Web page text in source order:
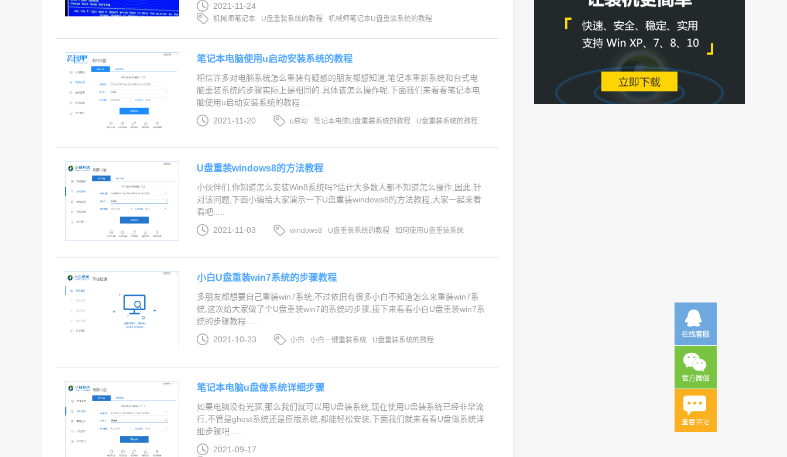
2021-11-24
机械师笔记本 U盘重装系统的教程 机械师笔记本U盘重装系统的教程
笔记本电脑使用u启动安装系统的教程
相信许多对电脑系统怎么重装有疑惑的朋友都想知道,笔记本重新系统和台式电
脑重装系统的步骤实际上是相同的.具体该怎么操作呢,下面我们来看看笔记本电
脑使用u启动安装系统的教程.....
2021-11-20
u启动 笔记本电脑U盘重装系统的教程 U盘重装系统的教程
U盘重装windows8的方法教程
小伙伴们,你知道怎么安装Win8系统吗?估计大多数人都不知道怎么操作,因此,针
对该问题,下面小编给大家演示一下U盘重装windows8的方法教程,大家一起来看
看吧.....
2021-11-03
windows8 U盘重装系统的教程 如何使用U盘重装系统
小白U盘重装win7系统的步骤教程
多朋友都想要自己重装win7系统,不过依旧有很多小白不知道怎么来重装win7系
统,这次给大家做了个U盘重装win7的系统的步骤,接下来看看小白U盘重装win7系
统的步骤教程.....
2021-10-23
小白 小白一键重装系统 U盘重装系统的教程
笔记本电脑u盘做系统详细步骤
如果电脑没有光驱,那么我们就可以用U盘装系统,现在使用U盘装系统已经非常流
行,不管是ghost系统还是原版系统,都能轻松安装,下面我们就来看看U盘做系统详
细步骤吧.....
2021-09-17